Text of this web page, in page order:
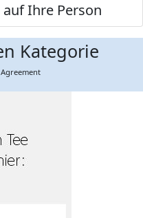
Ihre Person
Kategorie
Agreement